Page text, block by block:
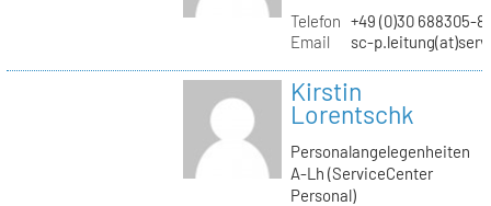
Telefon +49 (0)30 688305-
Email
sc-
Kirstin
Lorentschk
Personalangelegenheiten
A-Lh (ServiceCenter
Personal)